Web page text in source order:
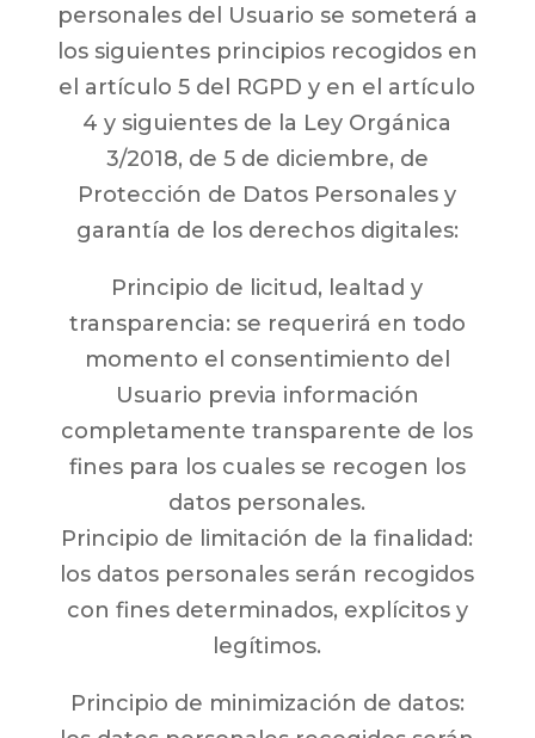
personales del Usuario se someterá a
los siguientes principios recogidos en
el artículo 5 del RGPD y en el artículo
4 y siguientes de la Ley Orgánica
3/2018, de 5 de diciembre, de
Protección de Datos Personales y
garantía de los derechos digitales:
Principio de licitud, lealtad y
transparencia: se requerirá en todo
momento el consentimiento del
Usuario previa información
completamente transparente de los
fines para los cuales se recogen los
datos personales.
Principio de limitación de la finalidad:
los datos personales serán recogidos
con fines determinados, explícitos y
legítimos.
Principio de minimización de datos: